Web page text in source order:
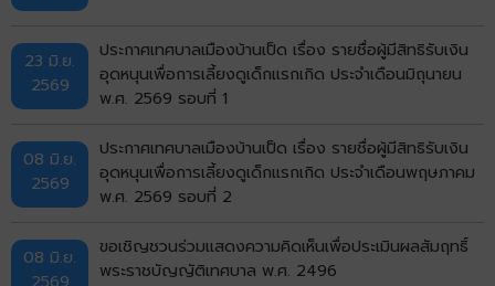
23 มิ.ย.
2569
ประกาศเทศบาลเมืองบ้านเป็ด เรื่อง รายชื่อผู้มีสิทธิรับเงิน
อุดหนุนเพื่อการเลี้ยงดูเด็กแรกเกิด ประจำเดือนมิถุนายน
พ.ศ. 2569 รอบที่ 1
08 มิ.ย.
2569
ประกาศเทศบาลเมืองบ้านเป็ด เรื่อง รายชื่อผู้มีสิทธิรับเงิน
อุดหนุนเพื่อการเลี้ยงดูเด็กแรกเกิด ประจำเดือนพฤษภาคม
พ.ศ. 2569 รอบที่ 2
08 มิ.ย.
ขอเชิญชวนร่วมแสดงความคิดเห็นเพื่อประเมินผลสัมฤทธิ์
พระราชบัญญัติเทศบาล พ.ศ. 2496